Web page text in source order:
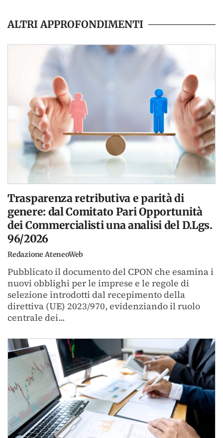
ALTRI APPROFONDIMENTI
Trasparenza retributiva e parità di
genere: dal Comitato Pari Opportunità
dei Commercialisti una analisi del D.Lgs.
96/2026
Redazione AteneoWeb
Pubblicato il documento del CPON che esamina i
nuovi obblighi per le imprese e le regole di
selezione introdotti dal recepimento della
direttiva (UE) 2023/970, evidenziando il ruolo
centrale dei...